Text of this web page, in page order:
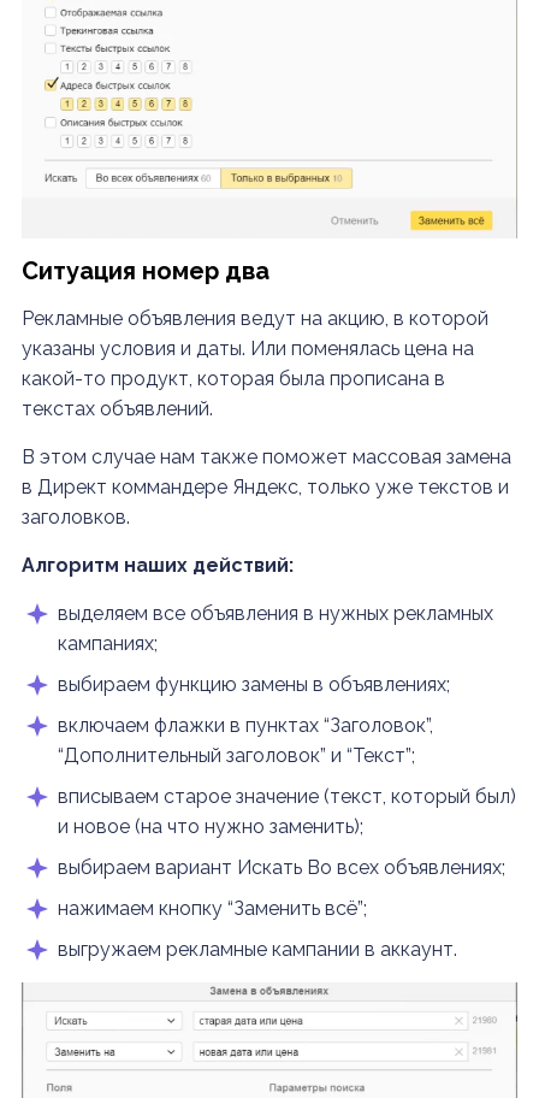
Ситуация номер два
Рекламные объявления ведут на акцию, в которой
указаны условия и даты. Или поменялась цена на
какой-то продукт, которая была прописана в
текстах объявлений.
В этом случае нам также поможет массовая замена
в Директ коммандере Яндекс, только уже текстов и
заголовков.
Алгоритм наших действий:
выделяем все объявления в нужных рекламных
кампаниях;
выбираем функцию замены в объявлениях;
включаем флажки в пунктах “Заголовок”,
“Дополнительный заголовок” и “Текст”;
вписываем старое значение (текст, который был)
и новое (на что нужно заменить);
выбираем вариант Искать Во всех объявлениях;
нажимаем кнопку “Заменить всё”;
выгружаем рекламные кампании в аккаунт.